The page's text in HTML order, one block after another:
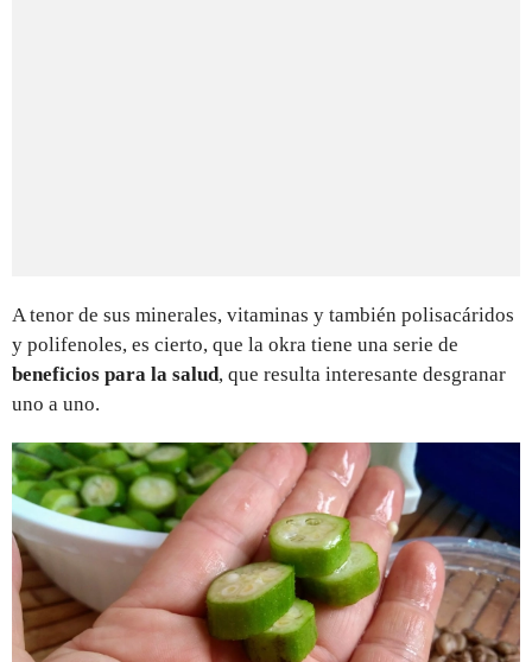
A tenor de sus minerales, vitaminas y también polisacáridos
y polifenoles, es cierto, que la okra tiene una serie de
beneficios para la salud, que resulta interesante desgranar
uno a uno.